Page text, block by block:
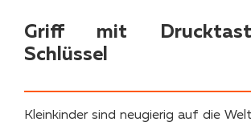
Griff mit
Schlüssel
Kleinkinder sind neugierig auf die